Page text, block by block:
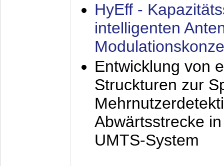
HyEff -
intelligenten
Entwicklung von
Struckturen zur
Abwärtsstrecke
UMTS-System